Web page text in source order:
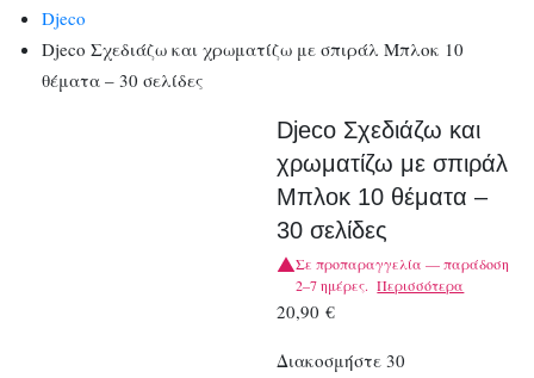
Djeco
Djeco Σχεδιάζω και χρωματίζω με σπιράλ Μπλοκ 10
θέματα – 30 σελίδες
Djeco Σχεδιάζω και
χρωματίζω με σπιράλ
Μπλοκ 10 θέματα –
30 σελίδες
Σε προπαραγγελία — παράδοση
2–7 ημέρες. Περισσότερα
20,90€
Διακοσμήστε 30